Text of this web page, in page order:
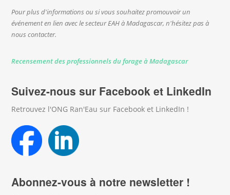
Pour plus d'informations ou si vous souhaitez promouvoir un
événement en lien avec le secteur EAH à Madagascar, n'hésitez pas à
nous contacter.
Recensement des professionnels du forage à Madagascar
Suivez-nous sur Facebook et LinkedIn
Retrouvez l'ONG Ran'Eau sur Facebook et LinkedIn !
Abonnez-vous à notre newsletter !